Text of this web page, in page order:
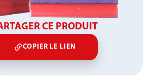
CE PRODUIT
COPIER LE LIEN